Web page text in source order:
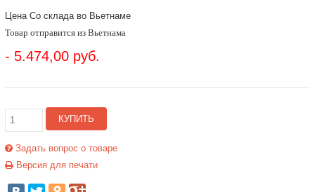
Цена Со склада во Вьетнаме
Товар отправится из Вьетнама
- 5.474,00 руб.
КУПИТЬ
Задать вопрос о товаре
Версия для печати